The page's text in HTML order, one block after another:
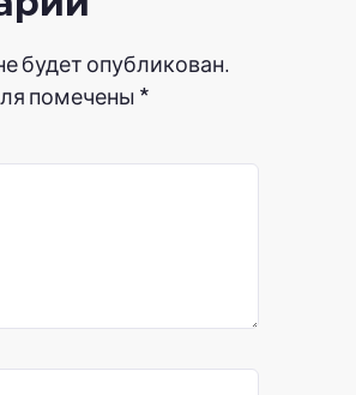
будет опубликован.
помечены *